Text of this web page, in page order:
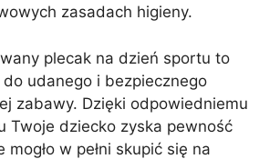
zasadach higieny.
plecak na dzień sportu to
udanego i bezpiecznego
zabawy. Dzięki odpowiedniemu
Twoje dziecko zyska pewność
w pełni skupić się na